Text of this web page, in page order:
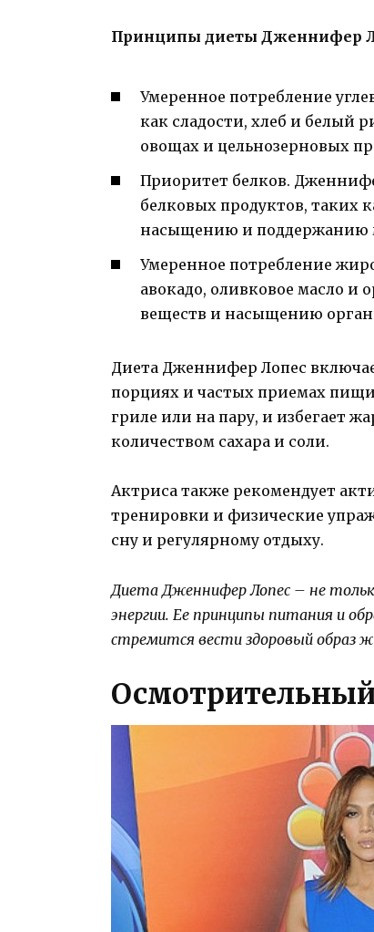
Принципы диеты Дженнифер
Умеренное потребление
как сладости, хлеб и белый
овощах и цельнозерновых
Приоритет белков.
белковых продуктов, таких
насыщению и поддержанию
Умеренное потребление
авокадо, оливковое масло
веществ и насыщению
Диета Дженнифер Лопес
порциях и частых приемах
гриле или на пару, и избегает
количеством сахара и соли.
Актриса также рекомендует
тренировки и физические
сну и регулярному отдыху.
Диета Дженнифер Лопес – не
энергии. Ее принципы питания и
стремится вести здоровый образ